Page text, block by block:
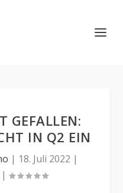
GEFALLEN:
IN Q2 EIN
| 18. Juli 2022 |